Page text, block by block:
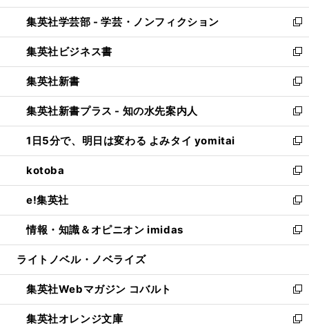
開
く
ウ
で
開
く
ン
ド
ウ
で
開
く
ウ
ィ
ン
ド
ウ
で
開
く
集英社学芸部 - 学芸・ノンフィクション
新
し
い
ウ
ィ
ン
ド
ウ
で
開
く
集英社ビジネス書
新
し
い
ウ
ィ
ン
ド
ウ
で
開
く
集英社新書
新
し
い
ウ
ィ
ン
ド
ウ
で
開
く
集英社新書プラス - 知の水先案内人
新
し
い
ウ
ィ
ン
ド
ウ
で
開
1日5分で、明日は変わる よみタイ yomitai
新
し
い
ウ
ィ
ン
ド
ウ
開
く
kotoba
新
し
い
ウ
ィ
ン
ウ
で
開
く
e!集英社
新
し
い
ウ
ン
ド
ウ
で
情報・知識＆オピニオン imidas
新
し
ウ
ィ
ン
ド
ライトノベル・ノベライズ
集英社Webマガジン コバルト
新
し
い
集英社オレンジ文庫
新